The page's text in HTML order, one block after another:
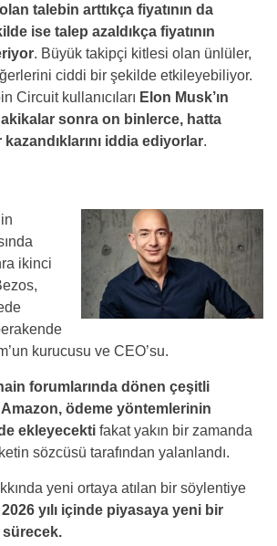
talebin arttıkça fiyatının da
ise talep azaldıkça fiyatının
. Büyük takipçi kitlesi olan ünlüler,
ciddi bir şekilde etkileyebiliyor.
Circuit kullanıcıları Elon Musk’ın
sonra on binlerce, hatta
iddia ediyorlar.
ikinci
kurucusu ve CEO’su.
forumlarında dönen çeşitli
ödeme yöntemlerinin
ekleyecekti fakat yakın bir zamanda
sözcüsü tarafından yalanlandı.
yeni ortaya atılan bir söylentiye
yılı içinde piyasaya yeni bir